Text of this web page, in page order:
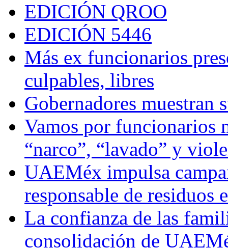
EDICIÓN QROO
EDICIÓN 5446
Más ex funcionarios
culpables, libres
Gobernadores muestran
Vamos por funcionarios
“narco”, “lavado” y
UAEMéx impulsa
responsable de residuos
La confianza de las
consolidación de